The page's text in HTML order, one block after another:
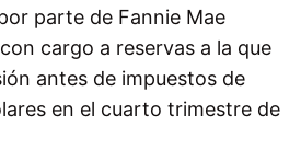
parte de Fannie Mae
cargo a reservas a la que
antes de impuestos de
en el cuarto trimestre de